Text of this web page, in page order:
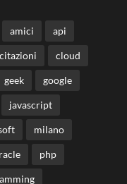
amici api
citazioni cloud
geek google
javascript
milano
php